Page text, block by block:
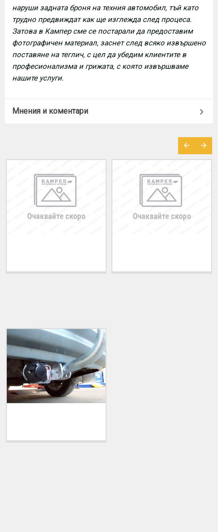
наруши задната броня на техния автомобил, тъй като
трудно предвиждат как ще изглежда след процеса.
Затова в Кампер сме се постарали да предоставим
фотографичен материал, заснет след всяко извършено
поставяне на теглич, с цел да убедим клиентите в
професионализма и грижата, с която извършваме
нашите услуги.
Мнения и коментари